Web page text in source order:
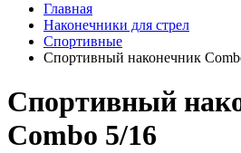
Главная
Наконечники для стрел
Спортивные
Спортивный наконечник
Спортивный
Combo 5/16